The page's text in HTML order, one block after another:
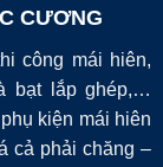
CƯƠNG
công mái hiên,
bạt lắp ghép,…
kiện mái hiên
cả phải chăng –